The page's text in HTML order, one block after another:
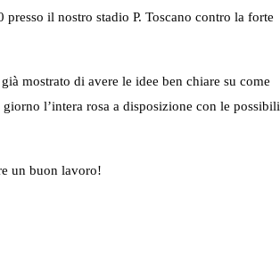
il nostro stadio P. Toscano contro la forte
mostrato di avere le idee ben chiare su come
l’intera rosa a disposizione con le possibili
un buon lavoro!